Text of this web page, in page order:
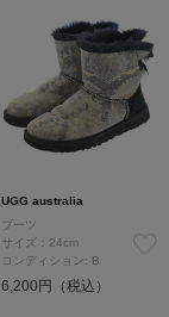
UGG australia
ブーツ
サイズ：24cm
コンディション: B
6,200円（税込）